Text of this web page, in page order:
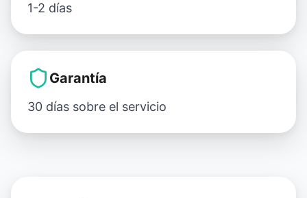
1-2 días
Garantía
30 días sobre el servicio